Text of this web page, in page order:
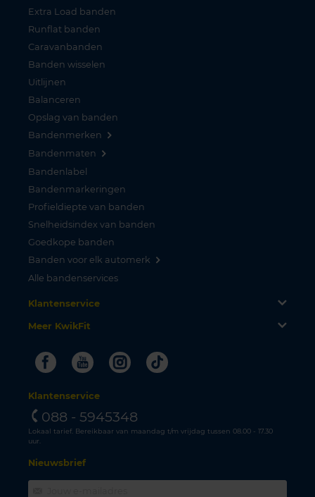
Extra Load banden
Runflat banden
Caravanbanden
Banden wisselen
Uitlijnen
Balanceren
Opslag van banden
Bandenmerken
Bandenmaten
Bandenlabel
Bandenmarkeringen
Profieldiepte van banden
Snelheidsindex van banden
Goedkope banden
Banden voor elk automerk
Alle bandenservices
Klantenservice
Meer KwikFit
FacebookYoutubeInstagram
Tiktok
Klantenservice
088 - 5945348
Lokaal tarief. Bereikbaar van maandag t/m vrijdag tussen 08.00 - 17.30
uur.
Nieuwsbrief